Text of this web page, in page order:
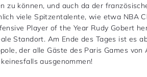
zu können, und auch da der
viele Spitzentalente, wie etwa NBA
Player of the Year Rudy Gobert
Standort. Am Ende des Tages ist es
der alle Gäste des Paris Games
ausgenommen!